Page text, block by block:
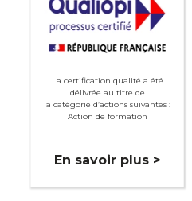
La certification qualité a été
délivrée au titre de
la catégorie d’actions suivantes :
Action de formation
En savoir plus >